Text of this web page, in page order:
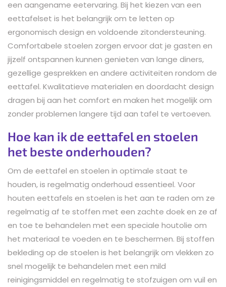
een aangename eetervaring. Bij het kiezen van een
eettafelset is het belangrijk om te letten op
ergonomisch design en voldoende zitondersteuning.
Comfortabele stoelen zorgen ervoor dat je gasten en
jijzelf ontspannen kunnen genieten van lange diners,
gezellige gesprekken en andere activiteiten rondom de
eettafel. Kwalitatieve materialen en doordacht design
dragen bij aan het comfort en maken het mogelijk om
zonder problemen langere tijd aan tafel te vertoeven.
Hoe kan ik de eettafel en stoelen
het beste onderhouden?
Om de eettafel en stoelen in optimale staat te
houden, is regelmatig onderhoud essentieel. Voor
houten eettafels en stoelen is het aan te raden om ze
regelmatig af te stoffen met een zachte doek en ze af
en toe te behandelen met een speciale houtolie om
het materiaal te voeden en te beschermen. Bij stoffen
bekleding op de stoelen is het belangrijk om vlekken zo
snel mogelijk te behandelen met een mild
reinigingsmiddel en regelmatig te stofzuigen om vuil en